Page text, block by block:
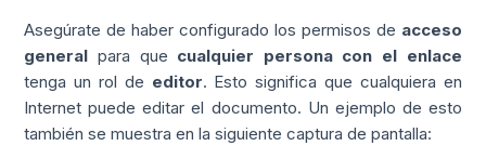
Asegúrate de haber configurado los permisos de acceso
general para que cualquier persona con el enlace
tenga un rol de editor. Esto significa que cualquiera en
Internet puede editar el documento. Un ejemplo de esto
también se muestra en la siguiente captura de pantalla: